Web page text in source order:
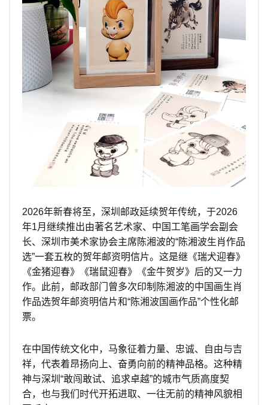
2026年新春将至，深圳邮政延续贺年传统，于2026
年1月继续推出由著名艺术家、中国工笔画学会副会
长、深圳市美术家协会主席陈湘波的“陈湘波生肖作品
选”一套五枚的贺年邮资明信片。这是继《瑞犬迎春》
《金猪迎春》《瑞鼠迎春》《金牛贺岁》后的又一力
作。此前，邮政部门曾多次印制陈湘波的中国画生肖
作品选贺年邮资明信片和“陈湘波国画作品”个性化邮
票。
在中国传统文化中，马象征着力量、忠诚、自由与吉
祥，代表着昂扬向上、奋勇向前的精神品格。这种精
神与深圳“敢闯敢试、追求卓越”的城市气质高度契
合，也与我们时代开拓进取、一往无前的精神风貌相